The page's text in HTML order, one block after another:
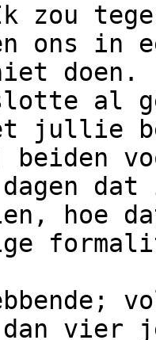
zou
ons in
doen.
al
jullie
dagen
hoe
dan vier